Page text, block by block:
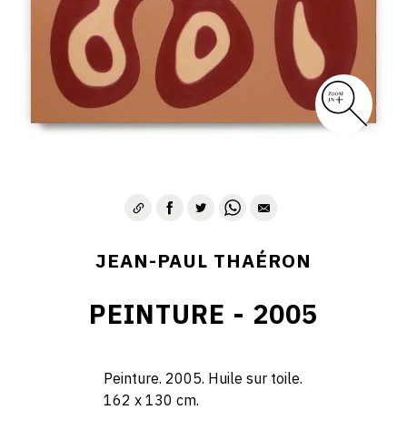
JEAN-PAUL THAÉRON
PEINTURE - 2005
Peinture. 2005. Huile sur toile.
162 x 130 cm.